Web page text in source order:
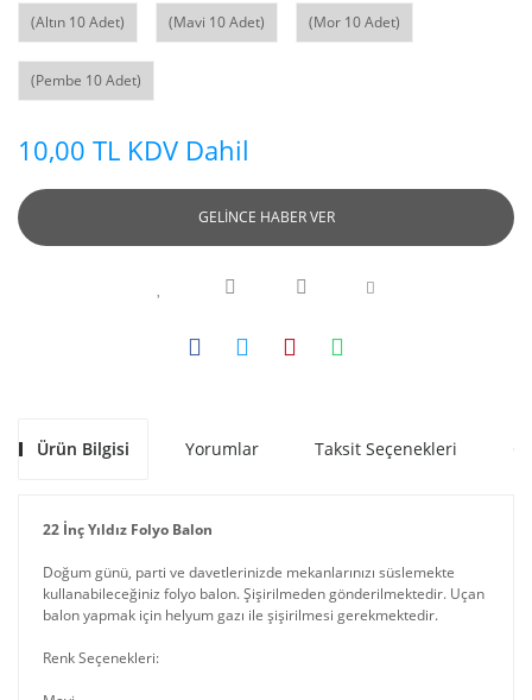
(Altın 10 Adet) (Mavi 10 Adet) (Mor 10 Adet)
(Pembe 10 Adet)
10,00 TL KDV Dahil
GELİNCE HABER VER
Ürün Bilgisi Yorumlar Taksit Seçenekleri
22 İnç Yıldız Folyo Balon
Doğum günü, parti ve davetlerinizde mekanlarınızı süslemekte
kullanabileceğiniz folyo balon. Şişirilmeden gönderilmektedir. Uçan
balon yapmak için helyum gazı ile şişirilmesi gerekmektedir.
Renk Seçenekleri: